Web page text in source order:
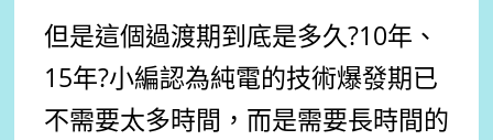
但是這個過渡期到底是多久?10年、
15年?小編認為純電的技術爆發期已
不需要太多時間，而是需要長時間的